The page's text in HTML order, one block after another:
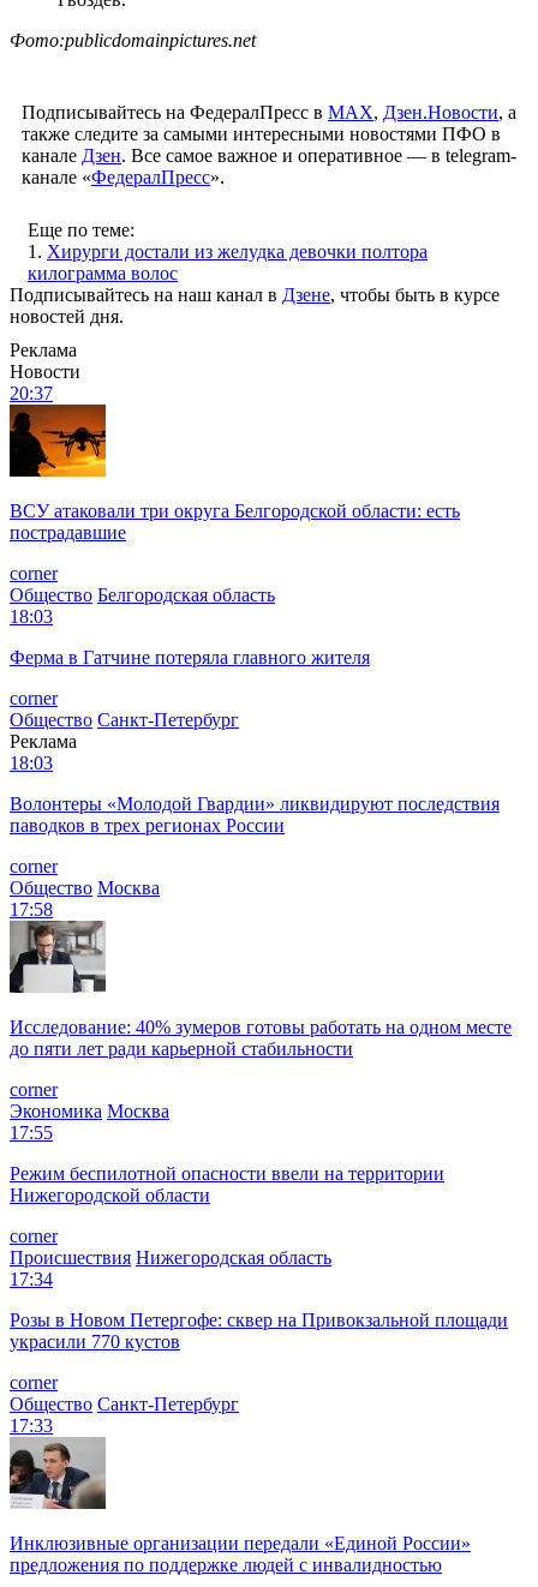
Фото:publicdomainpictures.net
Подписывайтесь на ФедералПресс в МАХ, Дзен.Новости, а
также следите за самыми интересными новостями ПФО в
канале Дзен. Все самое важное и оперативное — в telegram-
канале «ФедералПресс».
Еще по теме:
1. Хирурги достали из желудка девочки полтора
килограмма волос
Подписывайтесь на наш канал в Дзене, чтобы быть в курсе
новостей дня.
Реклама
Новости
20:37
ВСУ атаковали три округа Белгородской области: есть
пострадавшие
corner
Общество Белгородская область
18:03
Ферма в Гатчине потеряла главного жителя
corner
Общество Санкт-Петербург
Реклама
18:03
Волонтеры «Молодой Гвардии» ликвидируют последствия
паводков в трех регионах России
corner
Общество Москва
17:58
Исследование: 40% зумеров готовы работать на одном месте
до пяти лет ради карьерной стабильности
corner
Экономика Москва
17:55
Режим беспилотной опасности ввели на территории
Нижегородской области
corner
Происшествия Нижегородская область
17:34
Розы в Новом Петергофе: сквер на Привокзальной площади
украсили 770 кустов
corner
Общество Санкт-Петербург
17:33
Инклюзивные организации передали «Единой России»
предложения по поддержке людей с инвалидностью